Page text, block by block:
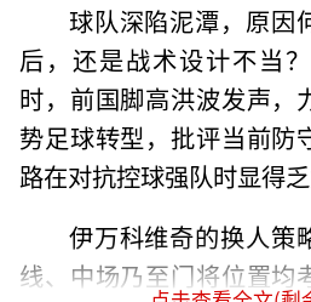
球队深陷泥潭，原因
后，还是战术设计不当
时，前国脚高洪波发声，
势足球转型，批评当前防
路在对抗控球强队时显得乏
伊万科维奇的换人策
线、中场乃至门将位置均